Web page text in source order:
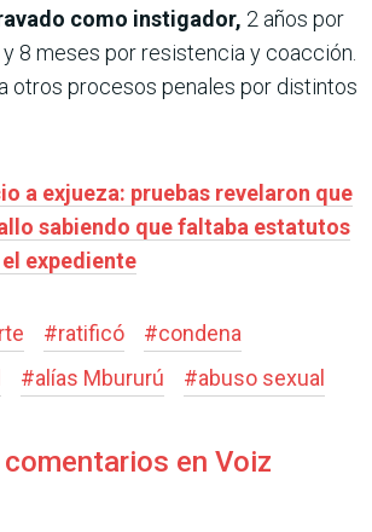
como instigador, 2 años por
8 meses por resistencia y coacción.
otros procesos penales por distintos
a exjueza: pruebas revelaron que
sabiendo que faltaba estatutos
expediente
#ratificó #condena
#alías Mbururú #abuso sexual
en Voiz